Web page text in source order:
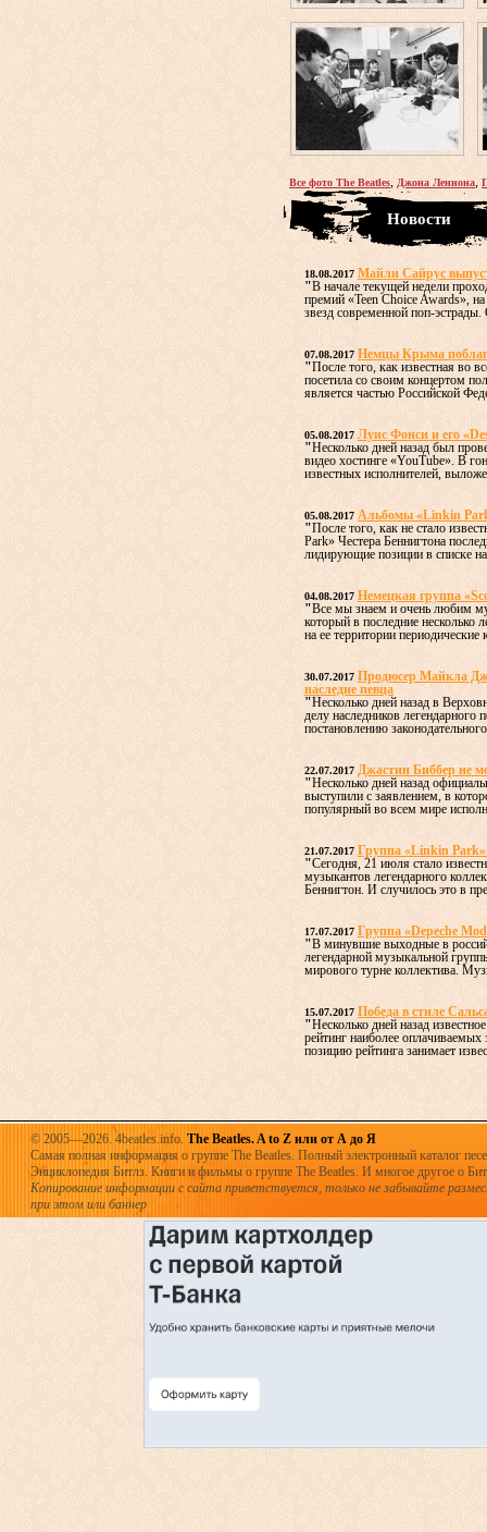
Все фото The Beatles, Джона Леннона,
Новости
18.08.2017 Майли Сайрус
"В начале текущей недели
премий «Teen Choice Awards»,
звезд современной поп-
07.08.2017 Немцы Крыма
"После того, как известная во
посетила со своим концертом
является частью Российской
05.08.2017 Луис Фонси и его
"Несколько дней назад был
видео хостинге «YouTube». В
известных исполнителей,
05.08.2017 Альбомы «Linkin
"После того, как не стало
Park» Честера Беннигтона
лидирующие позиции в списке
04.08.2017 Немецкая группа
"Все мы знаем и очень любим
который в последние несколько
на ее территории периодические
30.07.2017 Продюсер Майкла
наследие певца
"Несколько дней назад в
делу наследников
постановлению
22.07.2017 Джастин Биббер не
"Несколько дней назад
выступили с заявлением, в
популярный во всем мире
21.07.2017 Группа «Linkin Park»
"Сегодня, 21 июля стало
музыкантов легендарного
Беннигтон. И случилось это в
17.07.2017 Группа «Depeche
"В минувшие выходные в
легендарной музыкальной
мирового турне коллектива.
15.07.2017 Победа в стиле
"Несколько дней назад
рейтинг наиболее
позицию рейтинга занимает
© 2005—2026. 4beatles.info. The Beatles. A to Z или от А до Я
Самая полная информация о группе The Beatles. Полный электронный каталог
Энциклопедия Битлз. Книги и фильмы о группе The Beatles. И многое другое о
Копирование информации с сайта приветствуется, только не забывайте
при этом или баннер